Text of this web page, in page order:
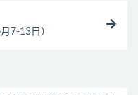
7-13日）